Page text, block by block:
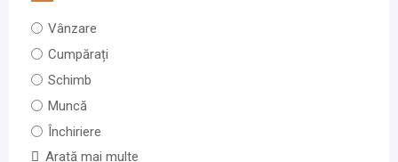
Vânzare
Cumpărați
Schimb
Muncă
Închiriere
Arată mai multe